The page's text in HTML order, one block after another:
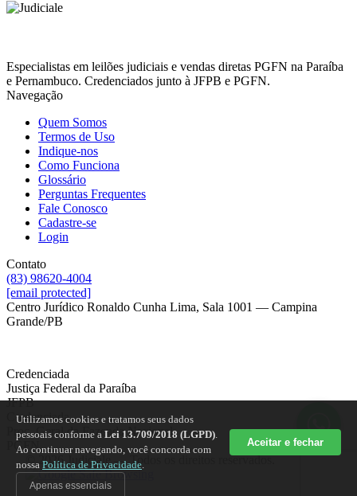
Especialistas em leilões judiciais e vendas diretas PGFN na Paraíba
e Pernambuco. Credenciados junto à JFPB e PGFN.
Navegação
Quem Somos
Termos de Uso
Indique-nos
Como Funciona
Glossário
Perguntas Frequentes
Fale Conosco
Cadastre-se
Login
Contato
(83) 98620-4004
[email protected]
Centro Jurídico Ronaldo Cunha Lima, Sala 1001 — Campina
Grande/PB
Credenciada
Justiça Federal da Paraíba
JFPB
Credenciada
Proc. Geral da Fazenda Nacional
PGFN
© 2026 Judiciale — Todos os direitos reservados.
Utilizamos cookies e tratamos seus dados
pessoais conforme a Lei 13.709/2018 (LGPD).
Ao continuar navegando, você concorda com
nossa Política de Privacidade.
Aceitar e fechar
Apenas essenciais